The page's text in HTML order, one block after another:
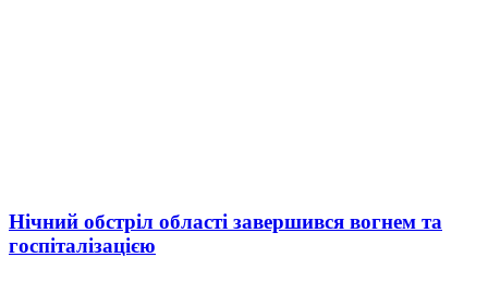
Нічний обстріл області завершився вогнем та
госпіталізацією